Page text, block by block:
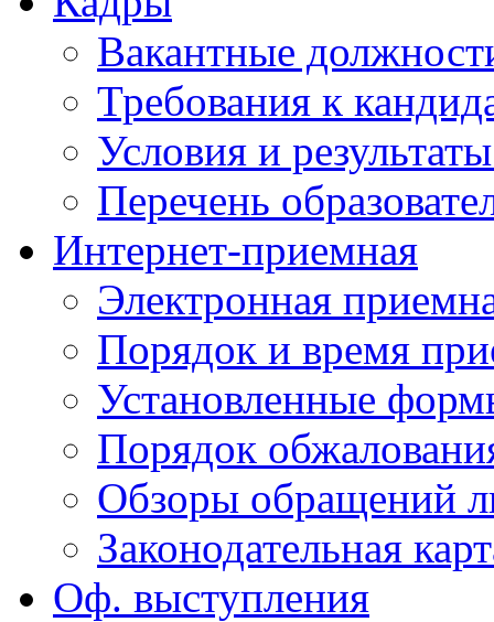
Вакантные
Требования к
Условия и
Перечень
Интернет-приемная
Электронная
Порядок и время
Установленные
Порядок
Обзоры обращений
Законодательная
Оф. выступления